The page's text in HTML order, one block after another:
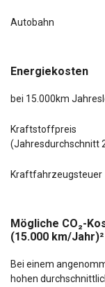
Autobahn
Energiekosten
bei 15.000km
Kraftstoffpreis
(Jahresdurchschnitt
Kraftfahrzeugsteuer
Mögliche CO₂-
(15.000 km/Jahr)²
Bei einem
hohen